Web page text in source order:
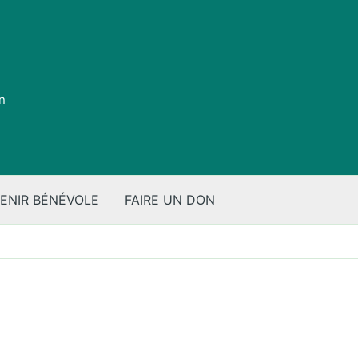
BÉNÉVOLE FAIRE UN DON